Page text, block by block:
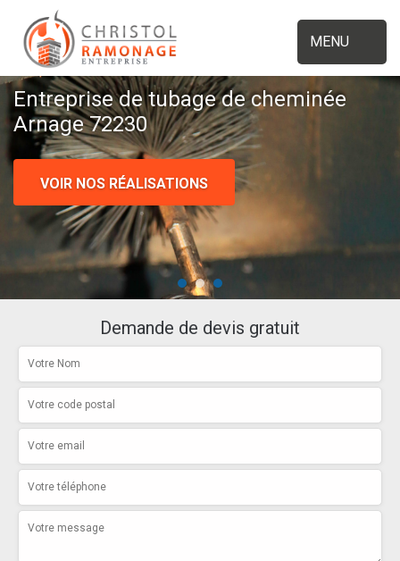
MENU
Entreprise de tubage de cheminée
Arnage 72230
VOIR NOS RÉALISATIONS
Demande de devis gratuit